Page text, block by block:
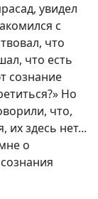
увидел
с
что
что есть
сознание
Но
что,
их здесь нет...
о